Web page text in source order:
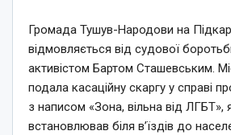
Громада Тушув-Народови на
відмовляється від судової
активістом Бартом Сташевським.
подала касаційну скаргу у справі
з написом «Зона, вільна від ЛГБТ»,
встановлював біля в’їздів до